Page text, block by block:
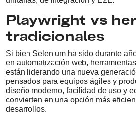
Playwright vs
tradicionales
Si bien Selenium ha sido durante
en automatización web,
están liderando una nueva
pensados para equipos ágiles y
diseño moderno, facilidad de uso y
convierten en una opción más
desarrollos.